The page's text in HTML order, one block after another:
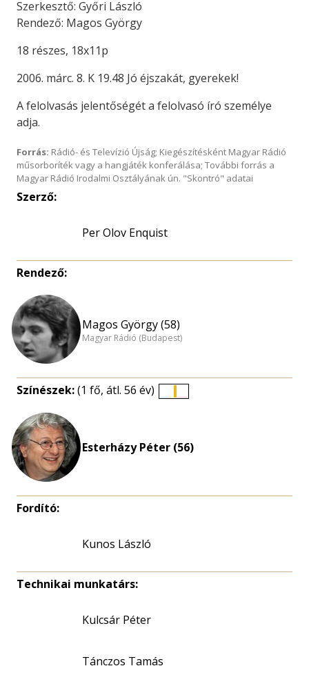
Szerkesztő: Győri László
Rendező: Magos György
18 részes, 18x11p
2006. márc. 8. K 19.48 Jó éjszakát, gyerekek!
A felolvasás jelentőségét a felolvasó író személye
adja.
Forrás: Rádió- és Televízió Újság; Kiegészítésként Magyar Rádió
műsorboríték vagy a hangjáték konferálása; További forrás a
Magyar Rádió Irodalmi Osztályának ún. "Skontró" adatai
Szerző:
Per Olov Enquist
Rendező:
Magos György (58)
Magyar Rádió (Budapest)
Színészek:(1 fő, átl. 56 év)
Esterházy Péter (56)
Fordító:
Kunos László
Technikai munkatárs:
Kulcsár Péter
Tánczos Tamás